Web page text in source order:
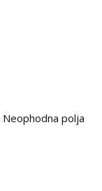
Neophodna polja